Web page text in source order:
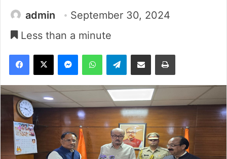
admin
September 30, 2024
Less than a minute
Facebook
X MessengerWhatsAppTelegramShare via Email Print